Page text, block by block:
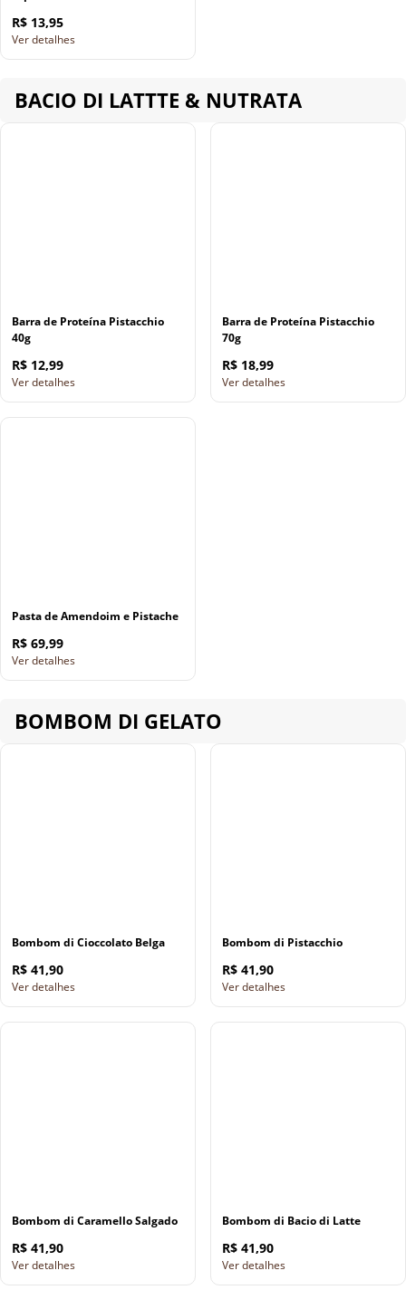
R$ 13,95
Ver detalhes
BACIO DI LATTTE & NUTRATA
Barra de Proteína Pistacchio
40g
R$ 12,99
Ver detalhes
Barra de Proteína Pistacchio
70g
R$ 18,99
Ver detalhes
Pasta de Amendoim e Pistache
R$ 69,99
Ver detalhes
BOMBOM DI GELATO
Bombom di Cioccolato Belga
R$ 41,90
Ver detalhes
Bombom di Pistacchio
R$ 41,90
Ver detalhes
Bombom di Caramello Salgado
R$ 41,90
Ver detalhes
Bombom di Bacio di Latte
R$ 41,90
Ver detalhes